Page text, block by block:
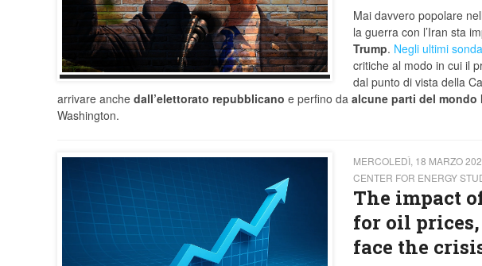
Mai davvero popolare
la guerra con l’Iran sta
Trump. Negli ultimi
critiche al modo in cui il
dal punto di vista della
arrivare anche dall’elettorato repubblicano e perfino da alcune parti del mondo
Washington.
MERCOLEDÌ, 18 MARZO
CENTER FOR ENERGY
The impact
for oil
face the